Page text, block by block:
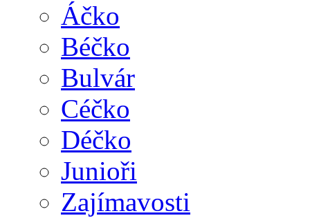
Áčko
Béčko
Bulvár
Céčko
Déčko
Junioři
Zajímavosti